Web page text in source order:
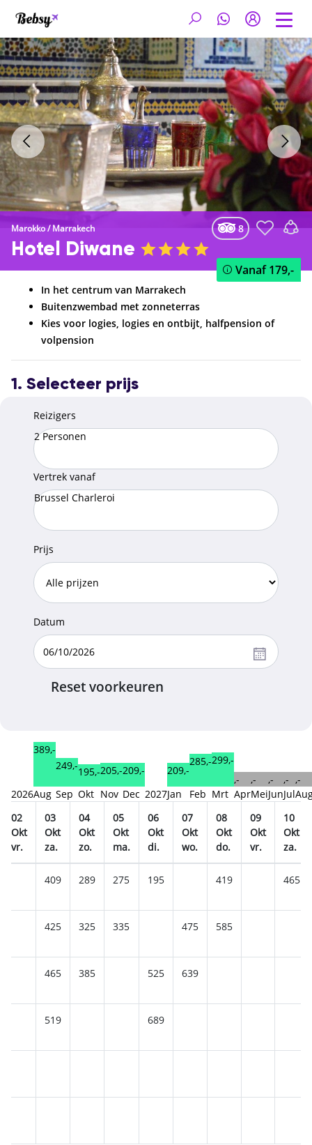
Marokko/Marrakech 8
Hotel Diwane
Vanaf179,-
In het centrum van Marrakech
Buitenzwembad met zonneterras
Kies voor logies, logies en ontbijt, halfpension of
volpension
1. Selecteer prijs
Reizigers
2 Personen
Vertrek vanaf
Brussel Charleroi
Prijs
Datum
Reset voorkeuren
2026
389,-
Aug
249,-
Sep
195,-
Okt
205,-
Nov
209,-
Dec 2027
209,-
Jan
285,-
Feb
299,-
Mrt
,-
Apr
,-
Mei
,-
Jun
,-
Jul
,-
02
Okt
vr.
03
Okt
za.
04
Okt
zo.
05
Okt
ma.
06
Okt
di.
07
Okt
wo.
08
Okt
do.
09
Okt
vr.
10
Okt
za.
409 289 275 195 419 465
425 325 335 475 585
465 385 525 639
519 689